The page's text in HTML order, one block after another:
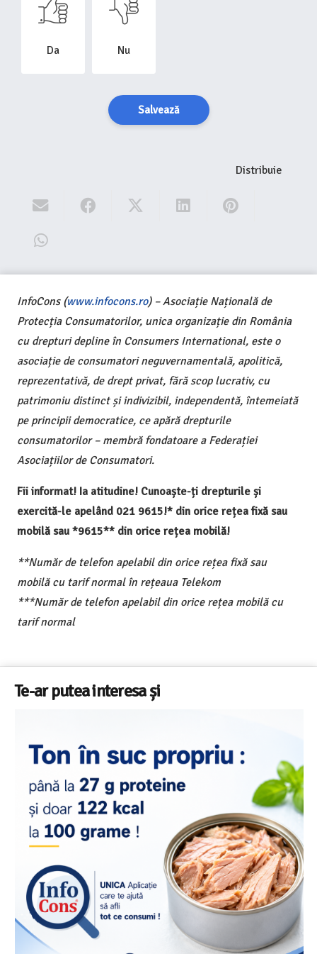
Da Nu
Salvează
Distribuie
InfoCons (www.infocons.ro) – Asociație Națională de
Protecția Consumatorilor, unica organizație din România
cu drepturi depline în Consumers International, este o
asociație de consumatori neguvernamentală, apolitică,
reprezentativă, de drept privat, fără scop lucrativ, cu
patrimoniu distinct și indivizibil, independentă, întemeiată
pe principii democratice, ce apără drepturile
consumatorilor – membră fondatoare a Federației
Asociațiilor de Consumatori.
Fii informat! Ia atitudine! Cunoaște-ți drepturile și
exercită-le apelând 021 9615!* din orice rețea fixă sau
mobilă sau *9615** din orice rețea mobilă!
**Număr de telefon apelabil din orice rețea fixă sau
mobilă cu tarif normal în rețeaua Telekom
***Număr de telefon apelabil din orice rețea mobilă cu
tarif normal
Te-ar putea interesa și